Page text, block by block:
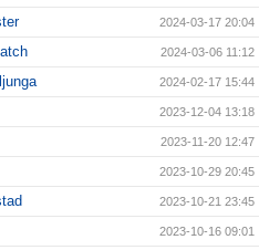
2024-03-17 20:04
2024-03-06 11:12
2024-02-17 15:44
2023-12-04 13:18
2023-11-20 12:47
2023-10-29 20:45
2023-10-21 23:45
2023-10-16 09:01